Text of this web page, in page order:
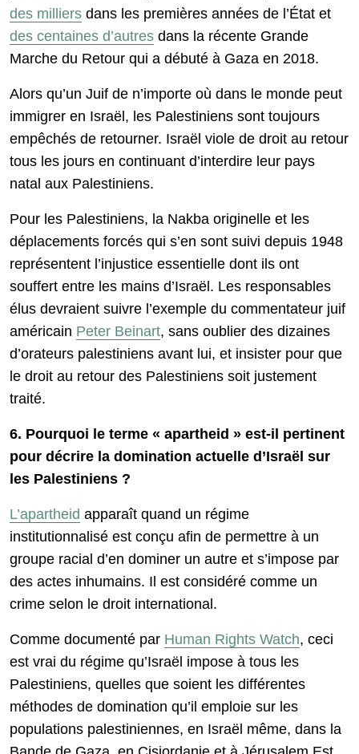
des milliers dans les premières années de l’État et
des centaines d’autres dans la récente Grande
Marche du Retour qui a débuté à Gaza en 2018.
Alors qu’un Juif de n’importe où dans le monde peut
immigrer en Israël, les Palestiniens sont toujours
empêchés de retourner. Israël viole de droit au retour
tous les jours en continuant d’interdire leur pays
natal aux Palestiniens.
Pour les Palestiniens, la Nakba originelle et les
déplacements forcés qui s’en sont suivi depuis 1948
représentent l’injustice essentielle dont ils ont
souffert entre les mains d’Israël. Les responsables
élus devraient suivre l’exemple du commentateur juif
américain Peter Beinart, sans oublier des dizaines
d’orateurs palestiniens avant lui, et insister pour que
le droit au retour des Palestiniens soit justement
traité.
6. Pourquoi le terme « apartheid » est-il pertinent
pour décrire la domination actuelle d’Israël sur
les Palestiniens ?
L’apartheid apparaît quand un régime
institutionnalisé est conçu afin de permettre à un
groupe racial d’en dominer un autre et s’impose par
des actes inhumains. Il est considéré comme un
crime selon le droit international.
Comme documenté par Human Rights Watch, ceci
est vrai du régime qu’Israël impose à tous les
Palestiniens, quelles que soient les différentes
méthodes de domination qu’il emploie sur les
populations palestiniennes, en Israël même, dans la